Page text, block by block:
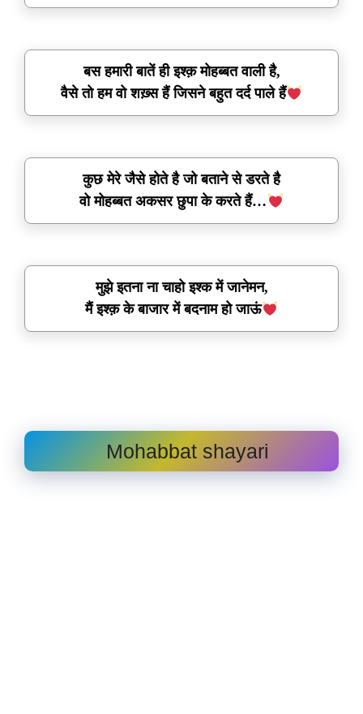
बस हमारी बातें ही इश्क़ मोहब्बत वाली है,
वैसे तो हम वो शख़्स हैं जिसने बहुत दर्द पाले हैं
कुछ मेरे जैसे होते है जो बताने से डरते है
वो मोहब्बत अकसर छुपा के करते हैं…
मुझे इतना ना चाहो इश्क में जानेमन,
मैं इश्क़ के बाजार में बदनाम हो जाऊं
Mohabbat shayari